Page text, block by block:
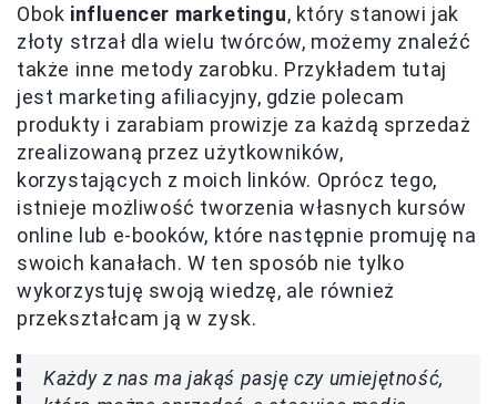
Obok influencer marketingu, który stanowi jak
złoty strzał dla wielu twórców, możemy znaleźć
także inne metody zarobku. Przykładem tutaj
jest marketing afiliacyjny, gdzie polecam
produkty i zarabiam prowizje za każdą sprzedaż
zrealizowaną przez użytkowników,
korzystających z moich linków. Oprócz tego,
istnieje możliwość tworzenia własnych kursów
online lub e-booków, które następnie promuję na
swoich kanałach. W ten sposób nie tylko
wykorzystuję swoją wiedzę, ale również
przekształcam ją w zysk.
Każdy z nas ma jakąś pasję czy umiejętność,